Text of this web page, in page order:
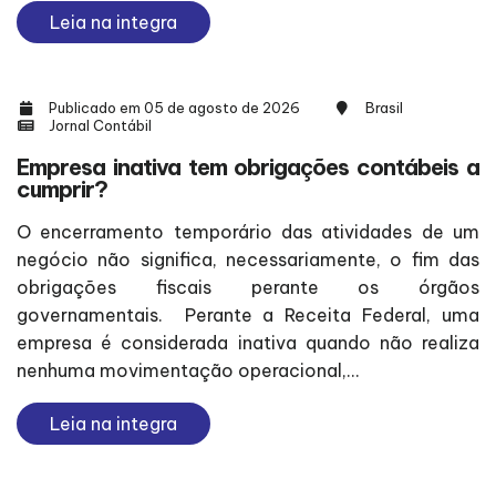
Leia na integra
Publicado em 05 de agosto de 2026
Brasil
Jornal Contábil
Empresa inativa tem obrigações contábeis a
cumprir?
O encerramento temporário das atividades de um
negócio não significa, necessariamente, o fim das
obrigações fiscais perante os órgãos
governamentais. Perante a Receita Federal, uma
empresa é considerada inativa quando não realiza
nenhuma movimentação operacional,...
Leia na integra